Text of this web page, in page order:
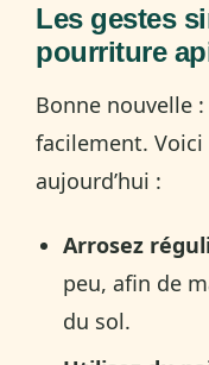
Les gestes
pourriture
Bonne nouvelle
facilement.
aujourd’hui :
Arrosez
peu, afin de
du sol.